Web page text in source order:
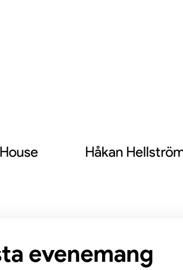
kvällar med kraftfull
Håkan
evenemang